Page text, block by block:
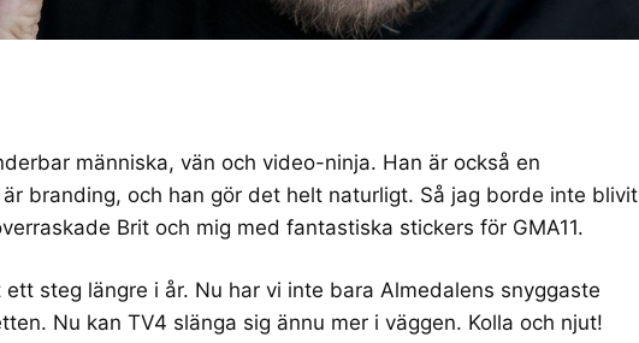
människa, vän och video-ninja. Han är också en
branding, och han gör det helt naturligt. Så jag borde inte blivit
Brit och mig med fantastiska stickers för GMA11.
steg längre i år. Nu har vi inte bara Almedalens snyggaste
Nu kan TV4 slänga sig ännu mer i väggen. Kolla och njut!